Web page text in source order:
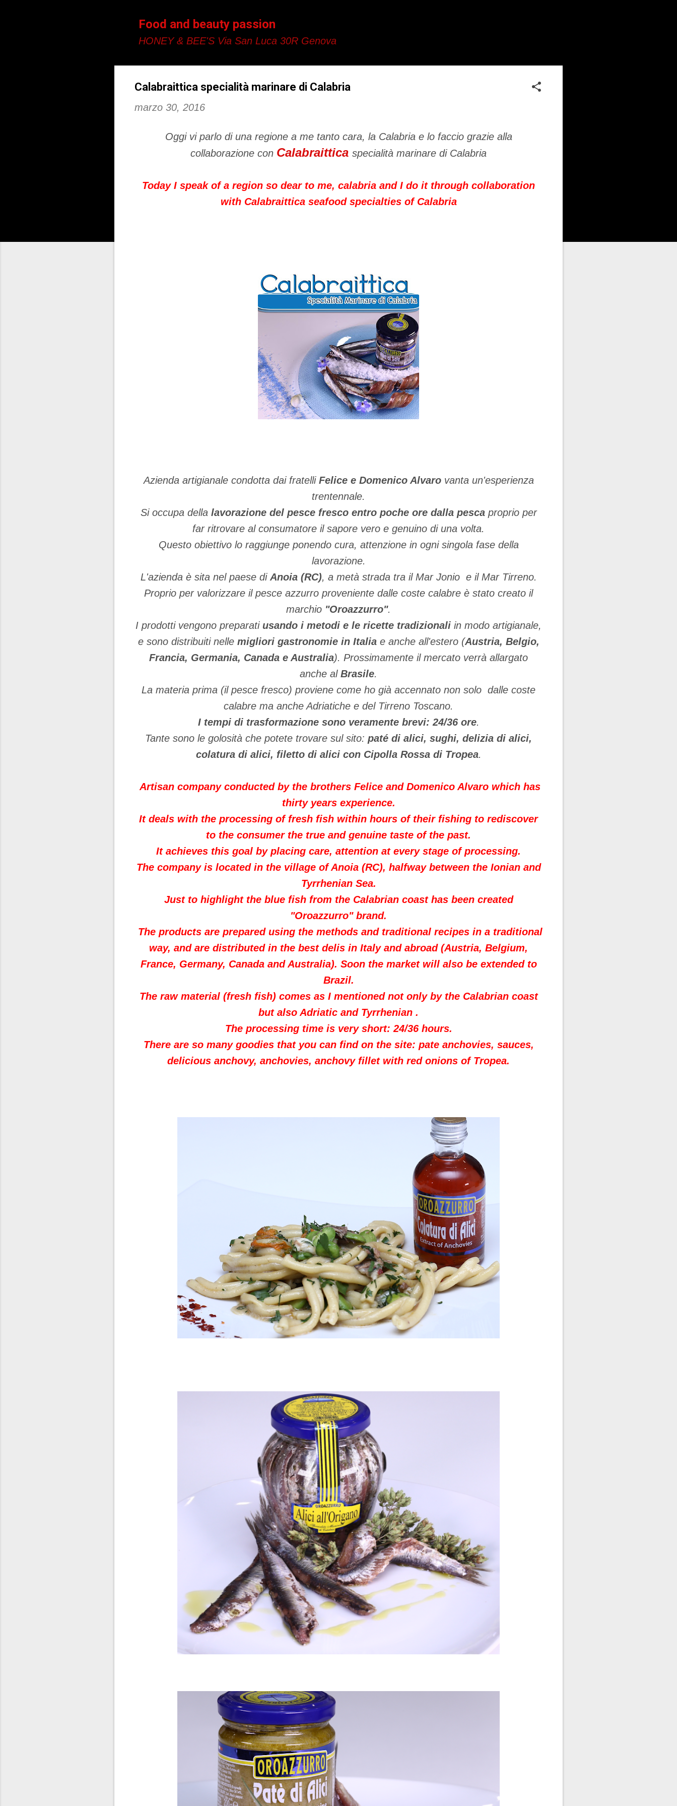
Food and beauty passion
HONEY & BEE'S Via San Luca 30R Genova
Calabraittica specialità marinare di Calabria
marzo 30, 2016
Oggi vi parlo di una regione a me tanto cara, la Calabria e lo faccio grazie alla
collaborazione con Calabraittica specialità marinare di Calabria
Today I speakof a region so dear to me, calabria and I do it through collaboration
with Calabraittica seafood specialties of Calabria
Azienda artigianale condotta dai fratelli Felice e Domenico Alvarovanta un'esperienza
trentennale.
Si occupa dellalavorazione del pesce fresco entro poche ore dalla pescaproprio per
far ritrovare al consumatore il sapore vero e genuino di una volta.
Questo obiettivo lo raggiunge ponendo cura, attenzione in ogni singola fase della
lavorazione.
L'azienda è sita nel paese di Anoia (RC), a metà strada tra il Mar Jonio e il Mar Tirreno.
Proprio per valorizzare il pesce azzurro proveniente dalle coste calabre è stato creato il
marchio "Oroazzurro".
I prodotti vengono preparatiusando i metodi e le ricette tradizionali in modo artigianale,
e sono distribuiti nelle migliori gastronomie in Italiae anche all'estero (Austria, Belgio,
Francia, Germania, Canada e Australia). Prossimamente il mercato verrà allargato
anche al Brasile.
La materia prima (il pesce fresco) proviene come ho già accennato non solo dalle coste
calabre ma anche Adriatiche e del Tirreno Toscano.
I tempi di trasformazione sono veramente brevi: 24/36 ore.
Tante sono le golosità che potete trovare sul sito: paté di alici, sughi, delizia di alici,
colatura di alici, filetto di alici con Cipolla Rossa di Tropea.
Artisan company conducted by the brothers Felice and Domenico Alvaro which has
thirty years experience.
It deals with the processing of fresh fish within hours of their fishing to rediscover
to the consumerthe true and genuine taste of the past.
It achieves this goal by placing care, attention at every stage of processing.
The company is located in the village of Anoia (RC), halfway between the Ionian and
Tyrrhenian Sea.
Just to highlight the blue fish from the Calabrian coast has been created
"Oroazzurro" brand.
The products are prepared using the methods and traditional recipesin a traditional
way, and are distributed in the bestdelis in Italy and abroad (Austria, Belgium,
France, Germany, Canada and Australia). Soon the marketwill also be extended to
Brazil.
The raw material (fresh fish) comes as I mentionednot only by the Calabrian coast
but also Adriatic and Tyrrhenian .
The processing timeis very short: 24/36hours.
There are so many goodies that you can find on the site: pate anchovies, sauces,
delicious anchovy, anchovies, anchovyfillet with red onions ofTropea.